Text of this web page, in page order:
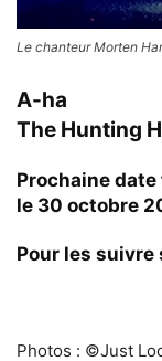
Le chanteur Morten
A-ha
The Hunting
Prochaine
le 30 octobre
Pour les suivre
Photos : ©Just